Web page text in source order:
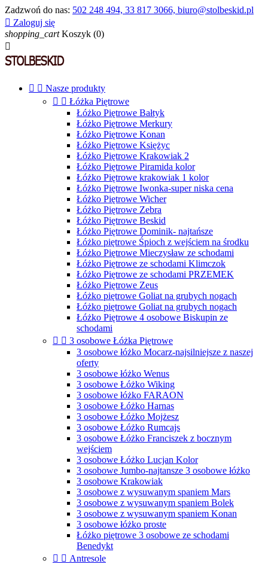
Zadzwoń do nas: 502 248 494, 33 817 3066, biuro@stolbeskid.pl
 Zaloguj się
shopping_cart Koszyk (0)

  Nasze produkty
  Łóżka Piętrowe
Łóżko Piętrowe Bałtyk
Łóżko Piętrowe Merkury
Łóżko Piętrowe Konan
Łóżko Piętrowe Księżyc
Łóżko Piętrowe Krakowiak 2
Łóżko Piętrowe Piramida kolor
Łóżko Piętrowe krakowiak 1 kolor
Łóżko Piętrowe Iwonka-super niska cena
Łóżko Piętrowe Wicher
Łóżko Piętrowe Zebra
Łóżko Piętrowe Beskid
Łóżko Piętrowe Dominik- najtańsze
Łóżko piętrowe Śpioch z wejściem na środku
Łóżko Piętrowe Mieczysław ze schodami
Łóżko Piętrowe ze schodami Klimczok
Łóżko Piętrowe ze schodami PRZEMEK
Łóżko Piętrowe Zeus
Łóżko piętrowe Goliat na grubych nogach
Łóżko piętrowe Goliat na grubych nogach
Łóżko Piętrowe 4 osobowe Biskupin ze
schodami
  3 osobowe Łóżka Piętrowe
3 osobowe łóżko Mocarz-najsilniejsze z naszej
oferty
3 osobowe łóżko Wenus
3 osobowe Łóżko Wiking
3 osobowe łóżko FARAON
3 osobowe Łóżko Harnas
3 osobowe Łóżko Mojżesz
3 osobowe Łóżko Rumcajs
3 osobowe Łóżko Franciszek z bocznym
wejściem
3 osobowe Łóżko Lucjan Kolor
3 osobowe Jumbo-najtansze 3 osobowe łóżko
3 osobowe Krakowiak
3 osobowe z wysuwanym spaniem Mars
3 osobowe z wysuwanym spaniem Bolek
3 osobowe z wysuwanym spaniem Konan
3 osobowe łóżko proste
Łóżko piętrowe 3 osobowe ze schodami
Benedykt
  Antresole